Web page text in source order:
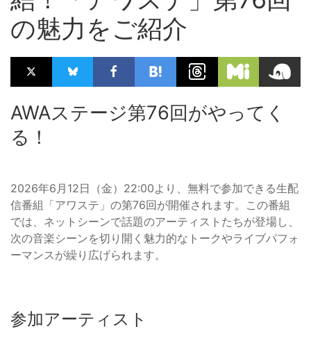
の魅力をご紹介
AWAステージ第76回がやってく
る！
2026年6月12日（金）22:00より、無料で参加できる生配
信番組「アワステ」の第76回が開催されます。この番組
では、ネットシーンで話題のアーティストたちが登場し、
次の音楽シーンを切り開く魅力的なトークやライブパフォ
ーマンスが繰り広げられます。
参加アーティスト